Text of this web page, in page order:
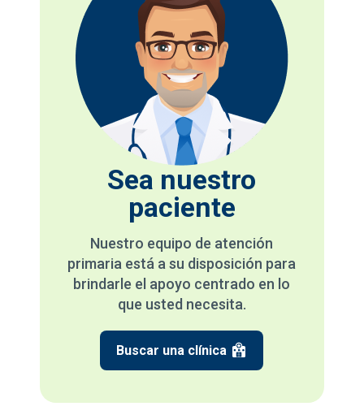
Sea nuestro
paciente
Nuestro equipo de atención
primaria está a su disposición para
brindarle el apoyo centrado en lo
que usted necesita.
Buscar una clínica